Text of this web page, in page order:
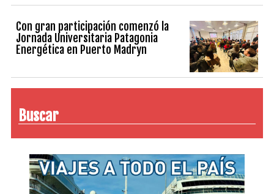
Con gran participación comenzó la
Jornada Universitaria Patagonia
Energética en Puerto Madryn
Buscar